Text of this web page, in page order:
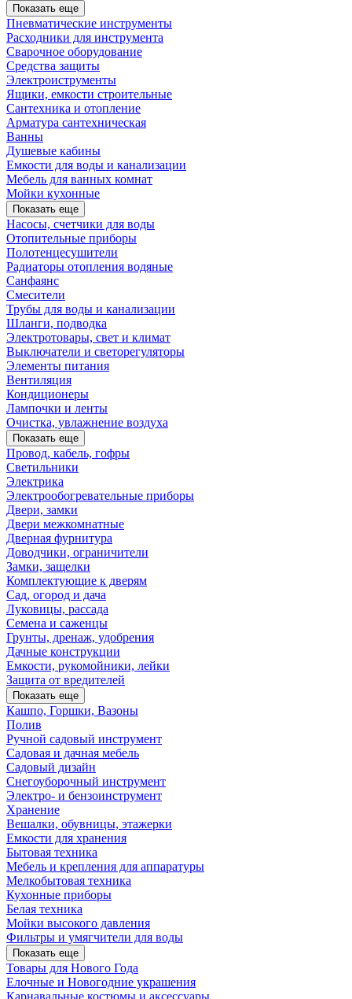
Показать еще
Пневматические инструменты
Расходники для инструмента
Сварочное оборудование
Средства защиты
Электроиструменты
Ящики, емкости строительные
Сантехника и отопление
Арматура сантехническая
Ванны
Душевые кабины
Емкости для воды и канализации
Мебель для ванных комнат
Мойки кухонные
Показать еще
Насосы, счетчики для воды
Отопительные приборы
Полотенцесушители
Радиаторы отопления водяные
Санфаянс
Смесители
Трубы для воды и канализации
Шланги, подводка
Электротовары, свет и климат
Выключатели и светорегуляторы
Элементы питания
Вентиляция
Кондиционеры
Лампочки и ленты
Очистка, увлажнение воздуха
Показать еще
Провод, кабель, гофры
Светильники
Электрика
Электрообогревательные приборы
Двери, замки
Двери межкомнатные
Дверная фурнитура
Доводчики, ограничители
Замки, защелки
Комплектующие к дверям
Сад, огород и дача
Луковицы, рассада
Семена и саженцы
Грунты, дренаж, удобрения
Дачные конструкции
Емкости, рукомойники, лейки
Защита от вредителей
Показать еще
Кашпо, Горшки, Вазоны
Полив
Ручной садовый инструмент
Садовая и дачная мебель
Садовый дизайн
Снегоуборочный инструмент
Электро- и бензоинструмент
Хранение
Вешалки, обувницы, этажерки
Емкости для хранения
Бытовая техника
Мебель и крепления для аппаратуры
Мелкобытовая техника
Кухонные приборы
Белая техника
Мойки высокого давления
Фильтры и умягчители для воды
Показать еще
Товары для Нового Года
Елочные и Новогодние украшения
Карнавальные костюмы и аксессуары